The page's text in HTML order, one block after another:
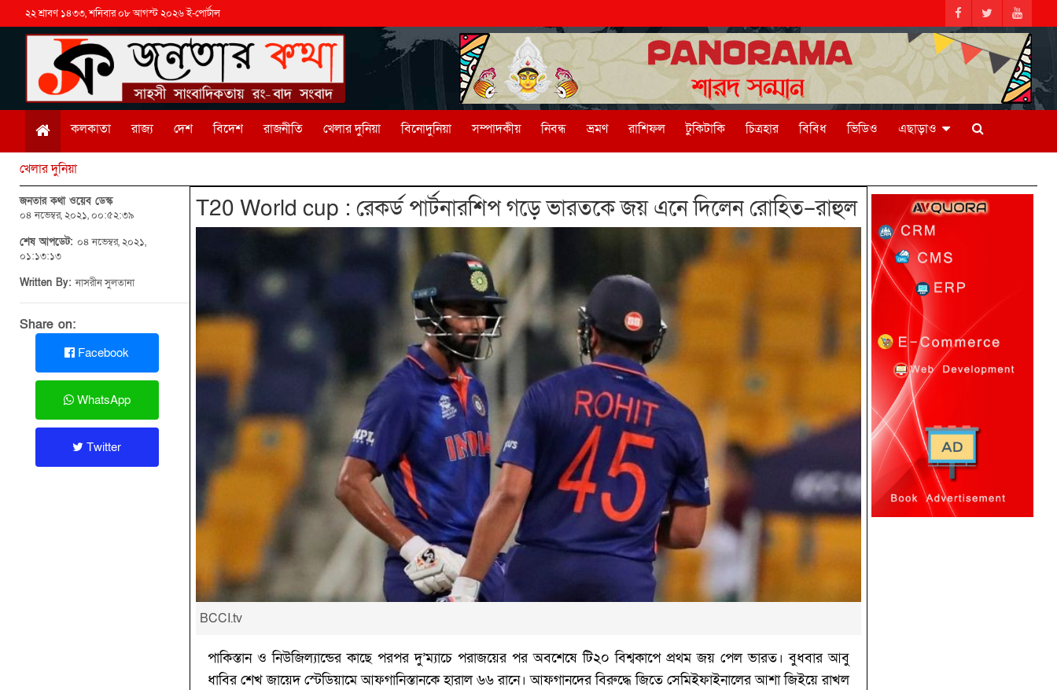
২২ শ্রাবণ ১৪৩৩, শনিবার ০৮ আগস্ট ২০২৬ ই-পোর্টাল
কলকাতা রাজ্য দেশ বিদেশ রাজনীতি খেলার দুনিয়া বিনোদুনিয়া সম্পাদকীয় নিবন্ধ ভ্রমণ রাশিফল টুকিটাকি চিত্রহার বিবিধ ভিডিও এছাড়াও
খেলার দুনিয়া
জনতার কথা ওয়েব ডেস্ক
০৪ নভেম্বর, ২০২১, ০০:৫২:৩৯
শেষ আপডেট: ০৪ নভেম্বর, ২০২১,
০১:১৩:১৩
Written By:নাসরীন সুলতানা
Share on:
Facebook
WhatsApp
Twitter
T‌20 World cup : রেকর্ড পার্টনারশিপ গড়ে ভারতকে জয় এনে দিলেন রোহিত–রাহুল
BCCI.tv
পাকিস্তান ও নিউজিল্যান্ডের কাছে পরপর দু’‌ম্যাচে পরাজয়ের পর অবশেষে টি২০ বিশ্বকাপে প্রথম জয় পেল ভারত। বুধবার আবু
ধাবির শেখ জায়েদ স্টেডিয়ামে আফগানিস্তানকে হারাল ৬৬ রানে। আফগানদের বিরুদ্ধে জিতে সেমিইফাইনালের আশা জিইয়ে রাখল